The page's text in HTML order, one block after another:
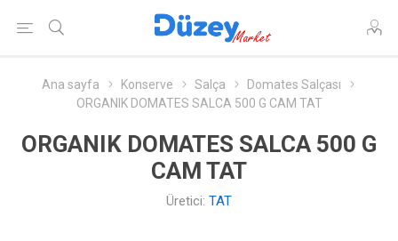
Ana sayfa Konserve Salça
Domates Salçası
ORGANIK DOMATES SALCA 500 G CAM TAT
ORGANIK DOMATES SALCA 500 G
CAM TAT
Üretici: TAT